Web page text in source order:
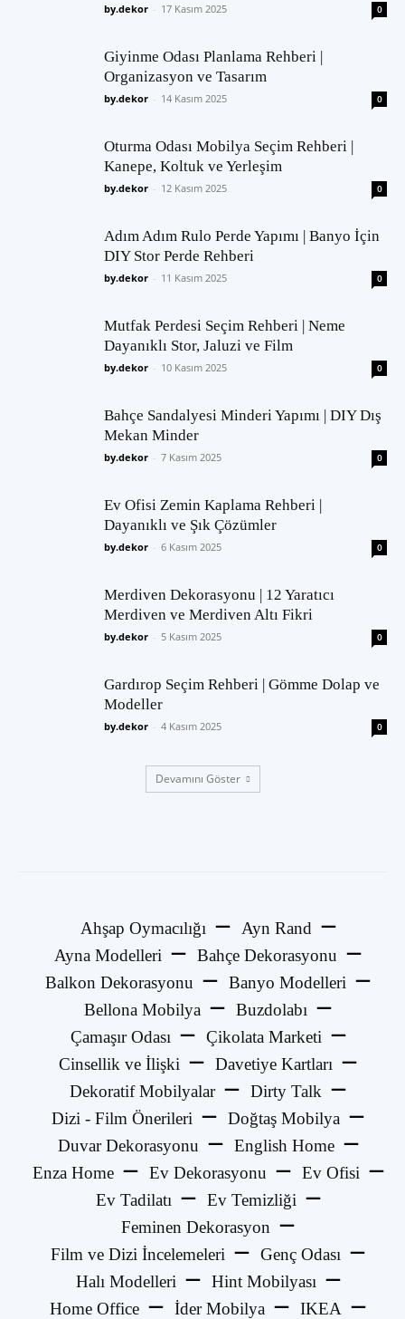
by.dekor - 17 Kasım 2025 0
Giyinme Odası Planlama Rehberi |
Organizasyon ve Tasarım
by.dekor - 14 Kasım 2025 0
Oturma Odası Mobilya Seçim Rehberi |
Kanepe, Koltuk ve Yerleşim
by.dekor - 12 Kasım 2025 0
Adım Adım Rulo Perde Yapımı | Banyo İçin
DIY Stor Perde Rehberi
by.dekor - 11 Kasım 2025 0
Mutfak Perdesi Seçim Rehberi | Neme
Dayanıklı Stor, Jaluzi ve Film
by.dekor - 10 Kasım 2025 0
Bahçe Sandalyesi Minderi Yapımı | DIY Dış
Mekan Minder
by.dekor - 7 Kasım 2025 0
Ev Ofisi Zemin Kaplama Rehberi |
Dayanıklı ve Şık Çözümler
by.dekor - 6 Kasım 2025 0
Merdiven Dekorasyonu | 12 Yaratıcı
Merdiven ve Merdiven Altı Fikri
by.dekor - 5 Kasım 2025 0
Gardırop Seçim Rehberi | Gömme Dolap ve
Modeller
by.dekor - 4 Kasım 2025 0
Devamını Göster
Ahşap Oymacılığı
Ayn Rand
Ayna Modelleri
Bahçe Dekorasyonu
Balkon Dekorasyonu
Banyo Modelleri
Bellona Mobilya
Buzdolabı
Çamaşır Odası
Çikolata Marketi
Cinsellik ve İlişki
Davetiye Kartları
Dekoratif Mobilyalar
Dirty Talk
Dizi - Film Önerileri
Doğtaş Mobilya
Duvar Dekorasyonu
English Home
Enza Home
Ev Dekorasyonu
Ev Ofisi
Ev Tadilatı
Ev Temizliği
Feminen Dekorasyon
Film ve Dizi İncelemeleri
Genç Odası
Halı Modelleri
Hint Mobilyası
Home Office
İder Mobilya
IKEA